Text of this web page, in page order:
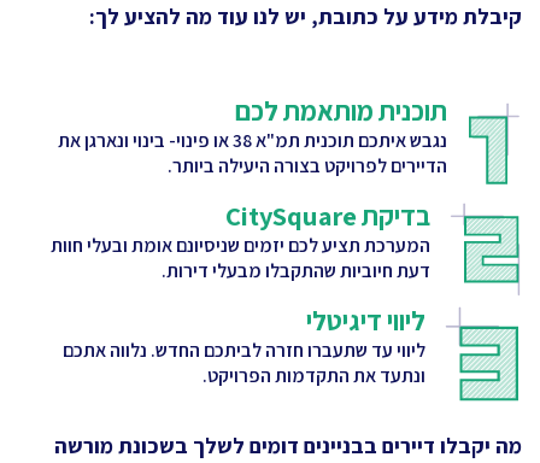
קיבלת מידע על כתובת, יש לנו עוד מה להציע לך:
תוכנית מותאמת לכם
נגבש איתכם תוכנית תמ"א 38 או פינוי- בינוי ונארגן את
הדיירים לפרויקט בצורה היעילה ביותר.
בדיקת CitySquare
המערכת תציע לכם יזמים שניסיונם אומת ובעלי חוות
דעת חיוביות שהתקבלו מבעלי דירות.
ליווי דיגיטלי
ליווי עד שתעברו חזרה לביתכם החדש. נלווה אתכם
ונתעד את התקדמות הפרויקט.
מה יקבלו דיירים בבניינים דומים לשלך בשכונת מורשה